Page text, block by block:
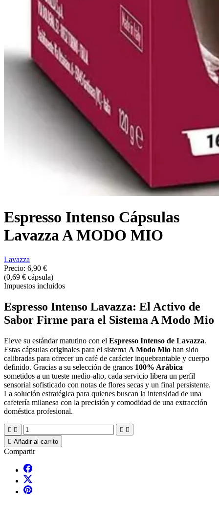
Espresso Intenso Cápsulas
Lavazza A MODO MIO
Lavazza
Precio: 6,90 €
(0,69 € cápsula)
Impuestos incluidos
Espresso Intenso Lavazza: El Activo de
Sabor Firme para el Sistema A Modo Mio
Eleve su estándar matutino con el Espresso Intenso de Lavazza.
Estas cápsulas originales para el sistema A Modo Mio han sido
calibradas para ofrecer un café de carácter inquebrantable y cuerpo
definido. Gracias a su selección de granos 100% Arábica
sometidos a un tueste medio-alto, cada servicio libera un perfil
sensorial sofisticado con notas de flores secas y un final persistente.
La solución estratégica para quienes buscan la intensidad de una
cafetería milanesa con la precisión y comodidad de una extracción
doméstica profesional.
   
 Añadir al carrito
Compartir